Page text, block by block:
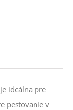
ideálna pre
pestovanie v